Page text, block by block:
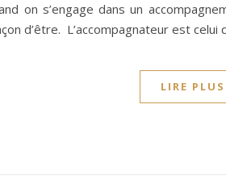
on s’engage dans un
d’être. L’accompagnateur est
LIRE PLUS